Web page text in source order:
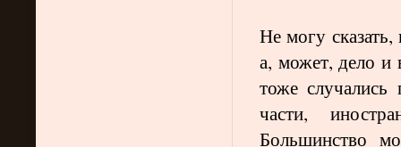
Не могу
а, может, дело и
тоже
части,
Большинство